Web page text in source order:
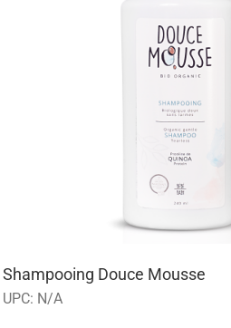
Shampooing Douce Mousse
UPC: N/A